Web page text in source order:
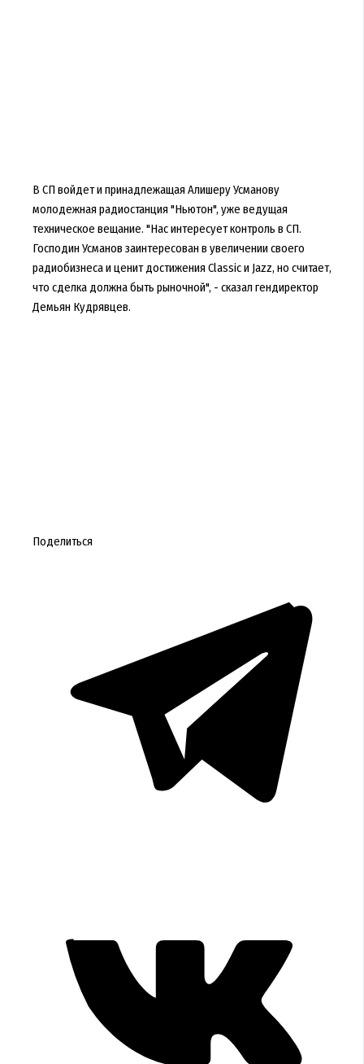
В СП войдет и принадлежащая Алишеру Усманову
молодежная радиостанция "Ньютон", уже ведущая
техническое вещание. "Нас интересует контроль в СП.
Господин Усманов заинтересован в увеличении своего
радиобизнеса и ценит достижения Classic и Jazz, но считает,
что сделка должна быть рыночной", - сказал гендиректор
Демьян Кудрявцев.
Поделиться